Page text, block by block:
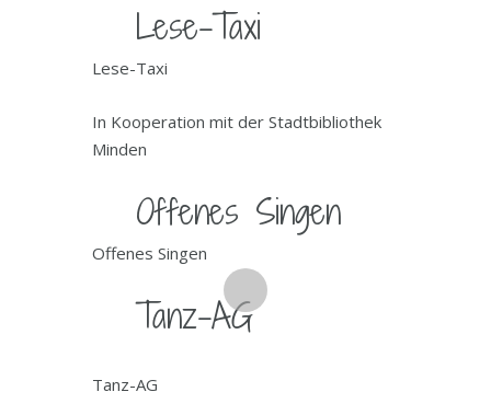
Lese-Taxi
Lese-Taxi
In Kooperation mit der Stadtbibliothek
Minden
Offenes Singen
Offenes Singen
Tanz-AG
Tanz-AG